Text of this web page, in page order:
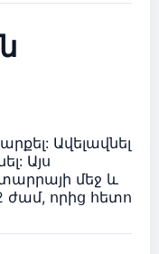
Ավելավնել
Այս
մեջ և
ժամ, որից հետո